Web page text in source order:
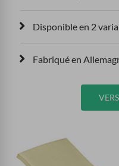
Disponible en 2
Fabriqué en